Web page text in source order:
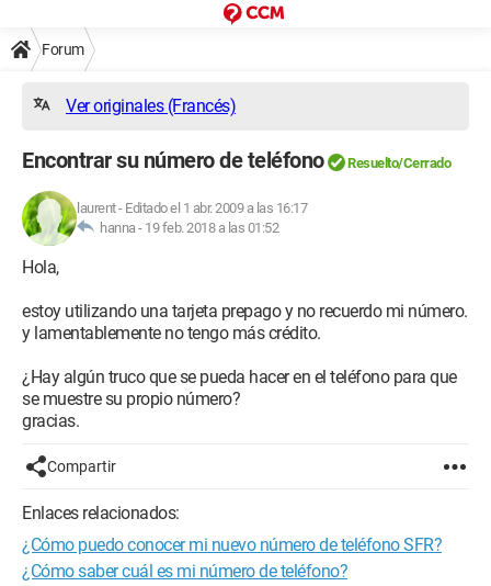
Forum
Ver originales (Francés)
Encontrar su número de teléfono Resuelto/Cerrado
laurent- Editado el 1 abr. 2009 a las 16:17
hanna - 19 feb. 2018 a las 01:52
Hola,
estoy utilizando una tarjeta prepago y no recuerdo mi número.
y lamentablemente no tengo más crédito.
¿Hay algún truco que se pueda hacer en el teléfono para que
se muestre su propio número?
gracias.
Compartir
Enlaces relacionados:
¿Cómo puedo conocer mi nuevo número de teléfono SFR?
¿Cómo saber cuál es mi número de teléfono?